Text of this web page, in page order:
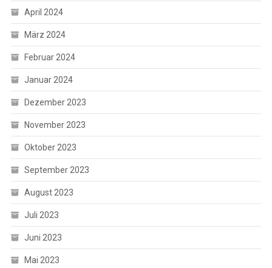
April 2024
März 2024
Februar 2024
Januar 2024
Dezember 2023
November 2023
Oktober 2023
September 2023
August 2023
Juli 2023
Juni 2023
Mai 2023